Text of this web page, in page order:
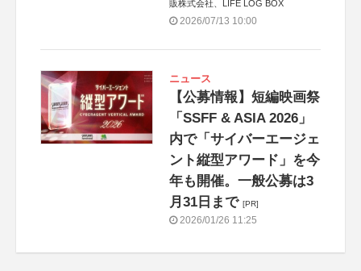
販株式会社、LIFE LOG BOX
2026/07/13 10:00
ニュース
【公募情報】短編映画祭
「SSFF & ASIA 2026」
内で「サイバーエージェ
ント縦型アワード」を今
年も開催。一般公募は3
月31日まで [PR]
2026/01/26 11:25